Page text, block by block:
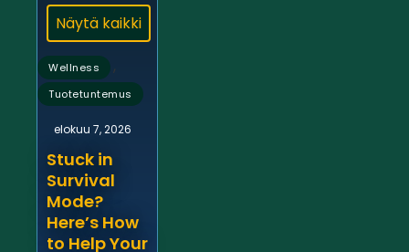
Näytä kaikki
Wellness ,
Tuotetuntemus
elokuu 7, 2026
Stuck in
Survival
Mode?
Here’s How
to Help Your